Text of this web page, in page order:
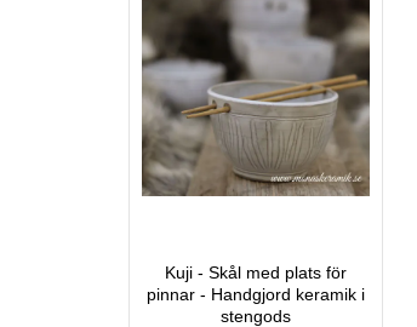
Kuji - Skål med plats för
pinnar - Handgjord keramik i
stengods